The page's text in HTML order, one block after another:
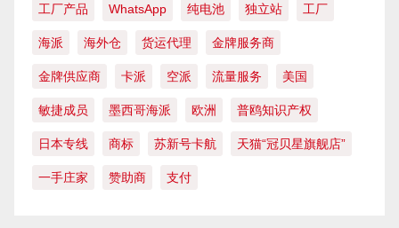
工厂产品 WhatsApp 纯电池 独立站 工厂
海派 海外仓 货运代理 金牌服务商
金牌供应商 卡派 空派 流量服务 美国
敏捷成员 墨西哥海派 欧洲 普鸥知识产权
日本专线 商标 苏新号卡航 天猫“冠贝星旗舰店”
一手庄家 赞助商 支付